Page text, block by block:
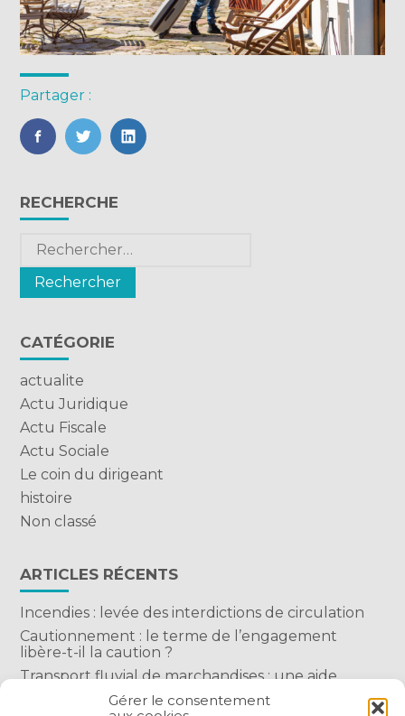
Gérer le consentement
Partager :
FaceBook
TwitterLinkedIn
Blog
sidebar
RECHERCHE
Rechercher :
CATÉGORIE
actualite
Actu Juridique
Actu Fiscale
Actu Sociale
Le coin du dirigeant
histoire
Non classé
ARTICLES RÉCENTS
Incendies : levée des interdictions de circulation
Cautionnement : le terme de l’engagement
libère-t-il la caution ?
Transport fluvial de marchandises : une aide
financière bienvenue